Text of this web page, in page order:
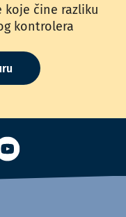
koje čine razliku
kontrolera